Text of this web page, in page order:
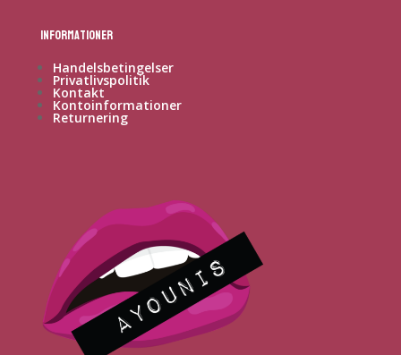
Informationer
Handelsbetingelser
Privatlivspolitik
Kontakt
Kontoinformationer
Returnering